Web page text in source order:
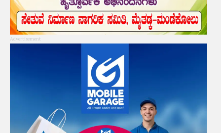
Advertisement